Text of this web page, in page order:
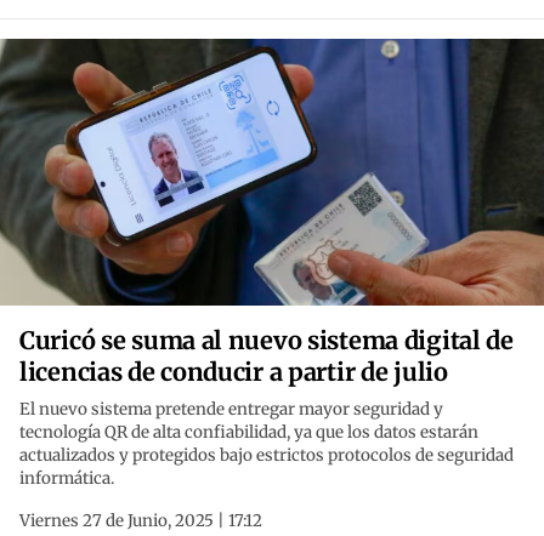
Curicó se suma al nuevo sistema digital de
licencias de conducir a partir de julio
El nuevo sistema pretende entregar mayor seguridad y
tecnología QR de alta confiabilidad, ya que los datos estarán
actualizados y protegidos bajo estrictos protocolos de seguridad
informática.
Viernes 27 de Junio, 2025 | 17:12